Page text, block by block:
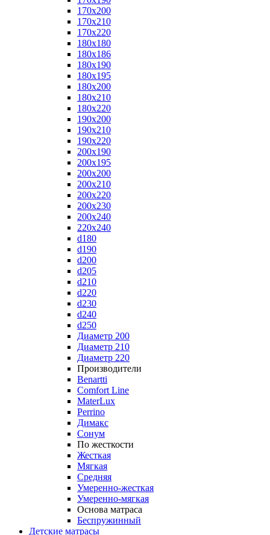
170x200
170x210
170x220
180x180
180x186
180x190
180x195
180x200
180x210
180x220
190x200
190x210
190x220
200x190
200x195
200x200
200x210
200x220
200x230
200x240
220x240
d180
d190
d200
d205
d210
d220
d230
d240
d250
Диаметр 200
Диаметр 210
Диаметр 220
Производители
Benartti
Comfort Line
MaterLux
Perrino
Димакс
Сонум
По жесткости
Жесткая
Мягкая
Средняя
Умеренно-жесткая
Умеренно-мягкая
Основа матраса
Беспружинный
Детские матрасы